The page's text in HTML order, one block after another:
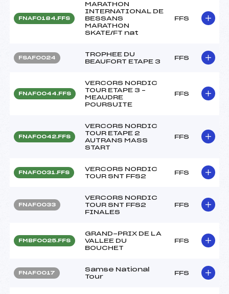
FNAF0184.FFS
MARATHON
INTERNATIONAL DE
BESSANS
MARATHON
SKATE/FT nat
FFS
FSAF0024
TROPHEE DU
BEAUFORT ETAPE 3
FFS
FNAF0044.FFS
VERCORS NORDIC
TOUR ETAPE 3 –
MEAUDRE
POURSUITE
FFS
FNAF0042.FFS
VERCORS NORDIC
TOUR ETAPE 2
AUTRANS MASS
START
FFS
FNAF0031.FFS
VERCORS NORDIC
TOUR SNT FFS2
FFS
FNAF0033
VERCORS NORDIC
TOUR SNT FFS2
FINALES
FFS
FMBF0025.FFS
GRAND-PRIX DE LA
VALLEE DU
BOUCHET
FFS
FNAF0017
Samse National
Tour
FFS